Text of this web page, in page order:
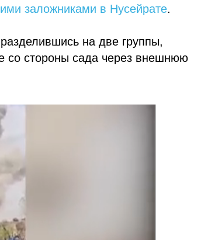
заложниками в Нусейрате.
на две группы,
со стороны сада через внешнюю